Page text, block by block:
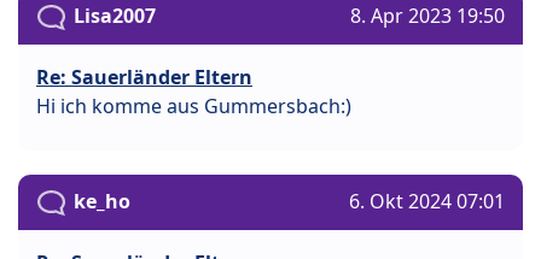
Lisa2007 8. Apr 2023 19:50
Re: Sauerländer Eltern
Hi ich komme aus Gummersbach:)
ke_ho 6. Okt 2024 07:01